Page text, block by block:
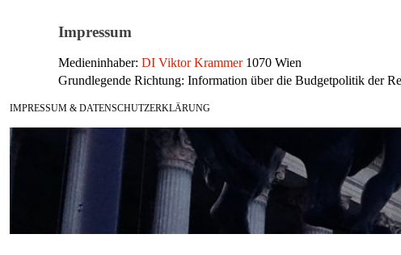
Impressum
Medieninhaber: DI Viktor Krammer1070 Wien
Grundlegende Richtung: Information über die Budgetpolitik der
IMPRESSUM & DATENSCHUTZERKLÄRUNG